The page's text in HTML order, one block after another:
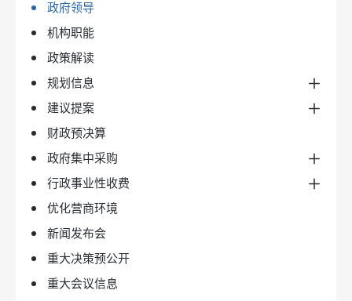
政府领导
机构职能
政策解读
规划信息
国民经济和发展规划
国土空间规划
专项规划和区域规划
建议提案
人大建议
政协提案
财政预决算
政府集中采购
新疆政府采购网
昌吉州公共资源交易网
目录标准
实施情况
行政事业性收费
行政事业性收费
收费清单
优化营商环境
新闻发布会
重大决策预公开
重大会议信息